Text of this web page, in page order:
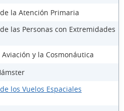
la Atención Primaria
las Personas con Extremidades
y la Cosmonáutica
los Vuelos Espaciales